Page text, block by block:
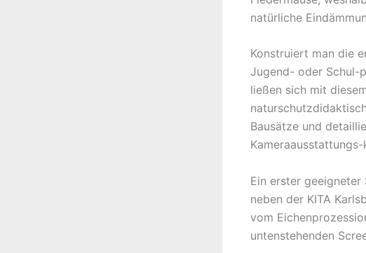
natürliche
Konstruiert man die
Jugend- oder Schul-
ließen sich mit
Bausätze und
Ein erster
neben der KITA
vom
untenstehenden